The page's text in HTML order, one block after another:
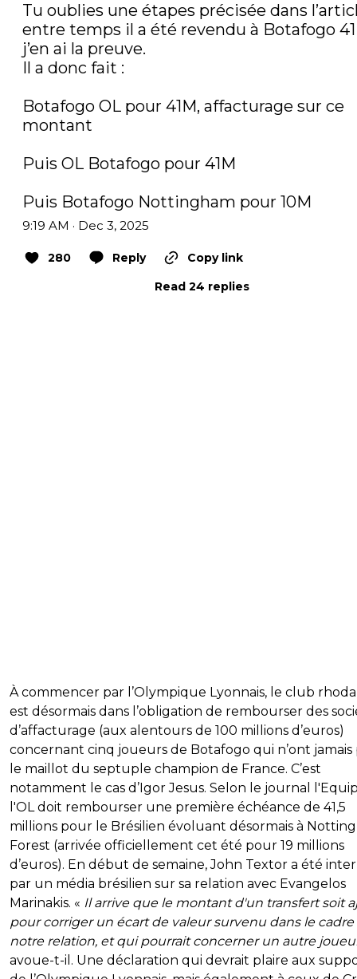
Tu oublies une étapes précisée dans
entre temps il a été revendu à Botafogo
j’en ai la preuve.
Il a donc fait :
Botafogo OL pour 41M, affacturage sur ce
montant
Puis OL Botafogo pour 41M
Puis Botafogo Nottingham pour 10M
9:19 AM · Dec 3, 2025
280 Reply
Copy link
Read 24 replies
À commencer par l’Olympique Lyonnais, le club
est désormais dans l’obligation de rembourser des
d’affacturage (aux alentours de 100 millions d’euros)
concernant cinq joueurs de Botafogo qui n’ont
le maillot du septuple champion de France. C’est
notamment le cas d’Igor Jesus. Selon le journal
l'OL doit rembourser une première échéance de 41,5
millions pour le Brésilien évoluant désormais à
Forest (arrivée officiellement cet été pour 19 millions
d’euros). En début de semaine, John Textor a été
par un média brésilien sur sa relation avec Evangelos
Marinakis. « Il arrive que le montant d'un transfert soit
pour corriger un écart de valeur survenu dans le cadre
notre relation, et qui pourrait concerner un autre
avoue-t-il. Une déclaration qui devrait plaire aux